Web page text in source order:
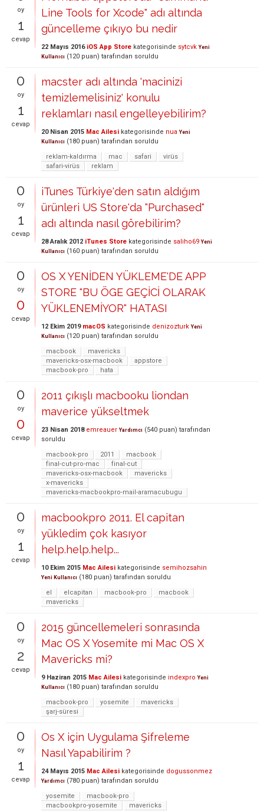
oy
1
cevap
Line Tools for Xcode" adı altında
güncelleme çıkıyo bu nedir
22 Mayıs 2016 iOS App Store kategorisinde sytcvk Yeni
Kullanıcı (120 puan) tarafından soruldu
0
oy
1
cevap
macster adı altında 'macinizi
temizlemelisiniz' konulu
reklamları nasıl engelleyebilirim?
20 Nisan 2015 Mac Ailesi kategorisinde nua Yeni
Kullanıcı (180 puan) tarafından soruldu
reklam-kaldırma
mac safari
virüs
safari-virüs
reklam
0
oy
1
cevap
iTunes Türkiye'den satın aldığım
ürünleri US Store'da "Purchased"
adı altında nasıl görebilirim?
28 Aralık 2012 iTunes Store kategorisinde saliho69 Yeni
Kullanıcı (160 puan) tarafından soruldu
0
oy
0
cevap
OS X YENİDEN YÜKLEME'DE APP
STORE "BU ÖGE GEÇİCİ OLARAK
YÜKLENEMİYOR" HATASI
12 Ekim 2019 macOS kategorisinde denizozturk Yeni
Kullanıcı (120 puan) tarafından soruldu
macbook
mavericks
mavericks-osx-macbook
appstore
macbook-pro
hata
0
oy
0
cevap
2011 çıkışlı macbooku liondan
maverice yükseltmek
23 Nisan 2018 emreauer Yardımcı (540 puan) tarafından
soruldu
macbook-pro
2011
macbook
final-cut-pro-mac
final-cut
mavericks-osx-macbook
mavericks
x-mavericks
mavericks-macbookpro-mail-aramacubugu
0
oy
1
cevap
macbookpro 2011. El capitan
yükledim çok kasıyor
help.help.help...
10 Ekim 2015 Mac Ailesi kategorisinde semihozsahin
Yeni Kullanıcı (180 puan) tarafından soruldu
el
elcapitan macbook-pro
macbook
mavericks
0
oy
2
cevap
2015 güncellemeleri sonrasında
Mac OS X Yosemite mi Mac OS X
Mavericks mi?
9 Haziran 2015 Mac Ailesi kategorisinde indexpro Yeni
Kullanıcı (180 puan) tarafından soruldu
macbook-pro
yosemite
mavericks
şarj-süresi
0
oy
1
cevap
Os X için Uygulama Şifreleme
Nasıl Yapabilirim ?
24 Mayıs 2015 Mac Ailesi kategorisinde dogussonmez
Yardımcı (780 puan) tarafından soruldu
yosemite
macbook-pro
macbookpro-yosemite
mavericks